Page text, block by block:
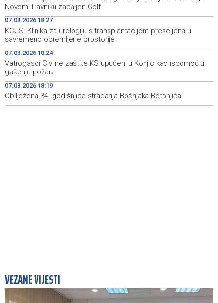
19:21 Announcement of events for Saturday, 8 August 2026
19:10
Rudari Milanovića ubijedili da ode kući, Memčić se već
ponovo vratio u jamu 'Raspotočje'
19:03
Sarajevo Film Festival presents Kinoscope and
Kinoscope Surreal programs
19:00 Najave događaja za 8. 8. 2026. godine (subota)
Novom Travniku zapaljen Golf
07.08.2026 18:27
KCUS: Klinika za urologiju s transplantacijom preseljena u
savremeno opremljene prostorije
07.08.2026 18:24
Vatrogasci Civilne zaštite KS upućeni u Konjic kao ispomoć u
gašenju požara
07.08.2026 18:19
Obilježena 34. godišnjica stradanja Bošnjaka Botonjića
VEZANE VIJESTI